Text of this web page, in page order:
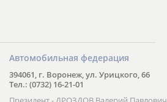
Автомобильная федерация
394061, г. Воронеж, ул. Урицкого, 66
Тел.: (0732) 16-21-01